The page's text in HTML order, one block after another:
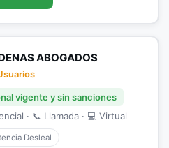
ABOGADOS
vigente y sin sanciones
· 📞 Llamada · 💻 Virtual
Desleal